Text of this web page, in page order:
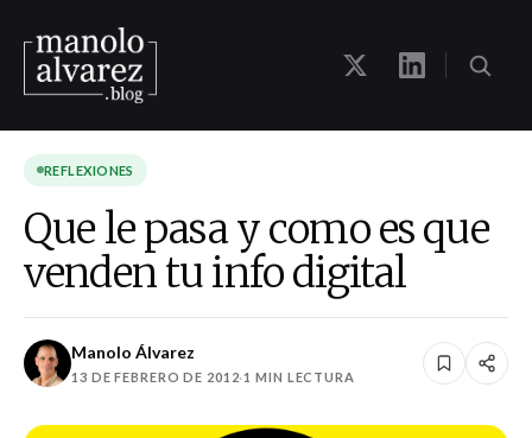
REFLEXIONES
Que le pasa y como es que
venden tu info digital
Manolo Álvarez
13 DE FEBRERO DE 2012·1 MIN LECTURA